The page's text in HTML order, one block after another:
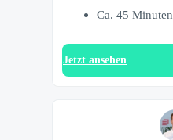
Ca. 45 Minuten
Jetzt ansehen